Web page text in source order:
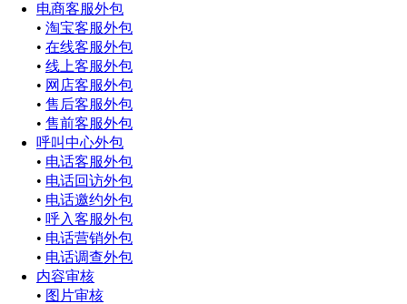
电商客服外包
• 淘宝客服外包
• 在线客服外包
• 线上客服外包
• 网店客服外包
• 售后客服外包
• 售前客服外包
呼叫中心外包
• 电话客服外包
• 电话回访外包
• 电话邀约外包
• 呼入客服外包
• 电话营销外包
• 电话调查外包
内容审核
• 图片审核